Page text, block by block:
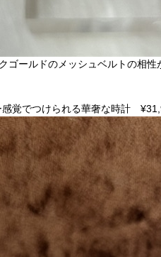
ゴールドのメッシュベルトの相
覚でつけられる華奢な時計